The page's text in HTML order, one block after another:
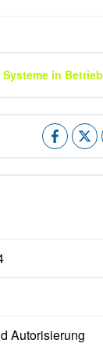
in Betrieb
Autorisierung